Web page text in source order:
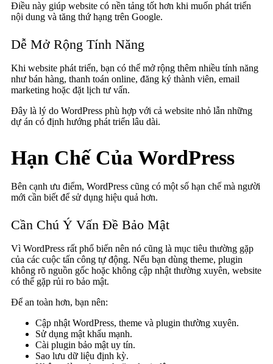
Điều này giúp website có nền tảng tốt hơn khi muốn phát triển
nội dung và tăng thứ hạng trên Google.
Dễ Mở Rộng Tính Năng
Khi website phát triển, bạn có thể mở rộng thêm nhiều tính năng
như bán hàng, thanh toán online, đăng ký thành viên, email
marketing hoặc đặt lịch tư vấn.
Đây là lý do WordPress phù hợp với cả website nhỏ lẫn những
dự án có định hướng phát triển lâu dài.
Hạn Chế Của WordPress
Bên cạnh ưu điểm, WordPress cũng có một số hạn chế mà người
mới cần biết để sử dụng hiệu quả hơn.
Cần Chú Ý Vấn Đề Bảo Mật
Vì WordPress rất phổ biến nên nó cũng là mục tiêu thường gặp
của các cuộc tấn công tự động. Nếu bạn dùng theme, plugin
không rõ nguồn gốc hoặc không cập nhật thường xuyên, website
có thể gặp rủi ro bảo mật.
Để an toàn hơn, bạn nên:
Cập nhật WordPress, theme và plugin thường xuyên.
Sử dụng mật khẩu mạnh.
Cài plugin bảo mật uy tín.
Sao lưu dữ liệu định kỳ.